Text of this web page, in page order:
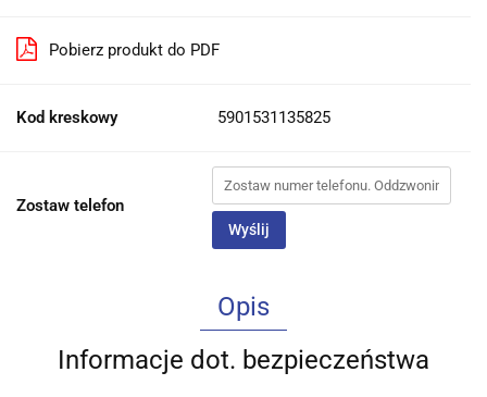
Pobierz produkt do PDF
Kod kreskowy 5901531135825
Zostaw telefon
Wyślij
Opis
Informacje dot. bezpieczeństwa